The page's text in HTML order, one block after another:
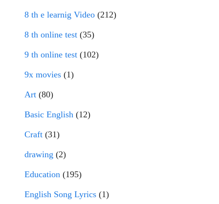
8 th e learnig Video (212)
8 th online test (35)
9 th online test (102)
9x movies (1)
Art (80)
Basic English (12)
Craft (31)
drawing (2)
Education (195)
English Song Lyrics (1)